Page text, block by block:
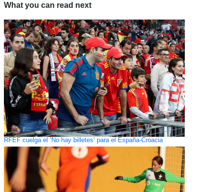
What you can read next
RFEF cuelga el ‘No hay billetes’ para el España-Croacia